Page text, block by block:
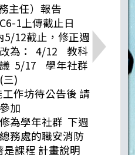
主任）報告
1上傳截止日
12截止，修正週
為： 4/12 教科
5/17 學年社群
三)
工作坊待公告後 請
加
為學年社群 下週
務處的職安消防
課程 計畫說明